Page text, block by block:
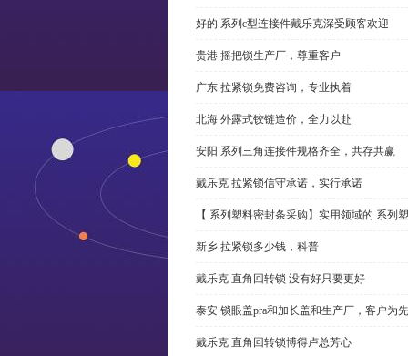
好的 系列c型连接件戴乐克深受顾客欢迎
贵港 摇把锁生产厂，尊重客户
广东 拉紧锁免费咨询，专业执着
北海 外露式铰链造价，全力以赴
安阳 系列三角连接件规格齐全，共存共赢
戴乐克 拉紧锁信守承诺，实行承诺
【 系列塑料密封条采购】实用领域的 系列
新乡 拉紧锁多少钱，科普
戴乐克 直角回转锁 没有好只要更好
泰安 锁眼盖pra和加长盖和生产厂，客户为先
戴乐克 直角回转锁博得卢总芳心